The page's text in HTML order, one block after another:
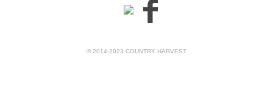
© 2014-2023 COUNTRY HARVEST